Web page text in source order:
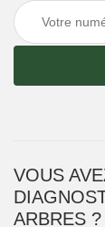
VOUS
ARBRES